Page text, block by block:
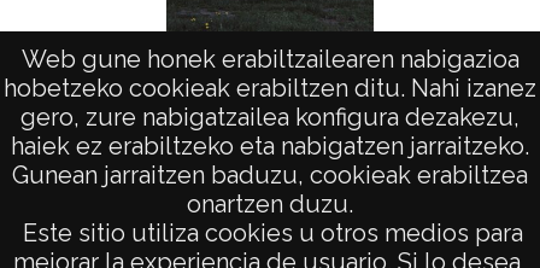
Web gune honek erabiltzailearen nabigazioa
hobetzeko cookieak erabiltzen ditu. Nahi izanez
gero, zure nabigatzailea konfigura dezakezu,
haiek ez erabiltzeko eta nabigatzen jarraitzeko.
Gunean jarraitzen baduzu, cookieak erabiltzea
onartzen duzu.
Este sitio utiliza cookies u otros medios para
mejorar la experiencia de usuario. Si lo desea,
Ecomuseo de Las Landas: Sabres Arte
AVISO LEGAL
POLÍTICA DE PRIVACIDAD